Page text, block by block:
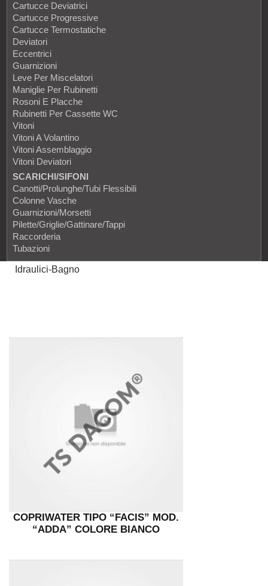
Cartucce Deviatrici
Cartucce Progressive
Cartucce Termostatiche
Deviatori
Eccentrici
Guarnizioni
Leve Per Miscelatori
Maniglie Per Rubinetti
Rosoni E Placche
Rubinetti Per Cassette WC
Vitoni
Vitoni A Volantino
Vitoni Assemblaggio
Vitoni Deviatori
SCARICHI/SIFONI
Canotti/prolunghe/tubi Flessibili
Colonne Vasche
Guarnizioni/Morsetti
Pilette/Griglie/Gattinare/Tappi
Raccorderia
Tubazioni
Idraulici-Bagno
COPRIWATER TIPO “FACIS” MOD.
“ADDA” COLORE BIANCO